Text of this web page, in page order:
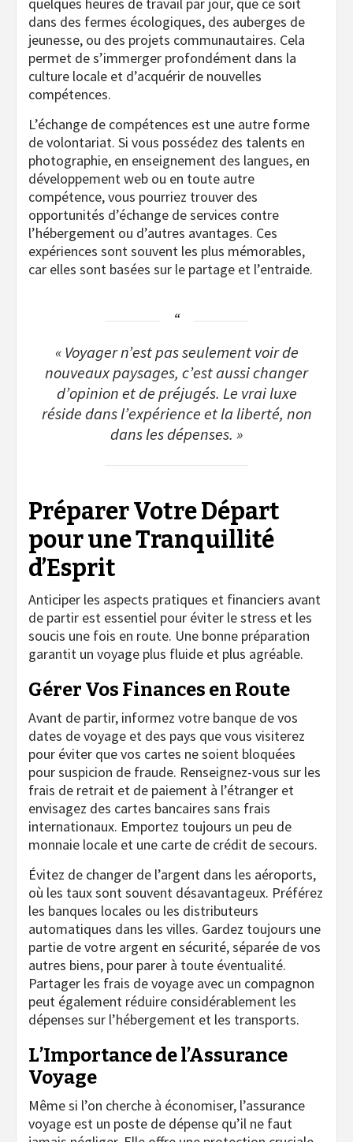
dans des fermes écologiques, des auberges de
jeunesse, ou des projets communautaires. Cela
permet de s’immerger profondément dans la
culture locale et d’acquérir de nouvelles
compétences.
L’échange de compétences est une autre forme
de volontariat. Si vous possédez des talents en
photographie, en enseignement des langues, en
développement web ou en toute autre
compétence, vous pourriez trouver des
opportunités d’échange de services contre
l’hébergement ou d’autres avantages. Ces
expériences sont souvent les plus mémorables,
car elles sont basées sur le partage et l’entraide.
« Voyager n’est pas seulement voir de
nouveaux paysages, c’est aussi changer
d’opinion et de préjugés. Le vrai luxe
réside dans l’expérience et la liberté, non
dans les dépenses. »
Préparer Votre Départ
pour une Tranquillité
d’Esprit
Anticiper les aspects pratiques et financiers avant
de partir est essentiel pour éviter le stress et les
soucis une fois en route. Une bonne préparation
garantit un voyage plus fluide et plus agréable.
Gérer Vos Finances en Route
Avant de partir, informez votre banque de vos
dates de voyage et des pays que vous visiterez
pour éviter que vos cartes ne soient bloquées
pour suspicion de fraude. Renseignez-vous sur les
frais de retrait et de paiement à l’étranger et
envisagez des cartes bancaires sans frais
internationaux. Emportez toujours un peu de
monnaie locale et une carte de crédit de secours.
Évitez de changer de l’argent dans les aéroports,
où les taux sont souvent désavantageux. Préférez
les banques locales ou les distributeurs
automatiques dans les villes. Gardez toujours une
partie de votre argent en sécurité, séparée de vos
autres biens, pour parer à toute éventualité.
Partager les frais de voyage avec un compagnon
peut également réduire considérablement les
dépenses sur l’hébergement et les transports.
L’Importance de l’Assurance
Voyage
Même si l’on cherche à économiser, l’assurance
voyage est un poste de dépense qu’il ne faut